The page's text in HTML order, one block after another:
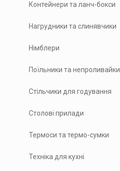
Контейнери та ланч-бокси
Нагрудники та слинявчики
Німблери
Поїльники та непроливайки
Стільчики для годування
Столові прилади
Термоси та термо-сумки
Техніка для кухні